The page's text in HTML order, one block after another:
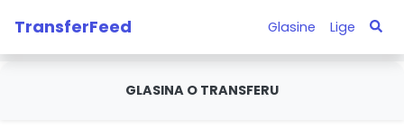
TransferFeed Glasine Lige
GLASINA O TRANSFERU